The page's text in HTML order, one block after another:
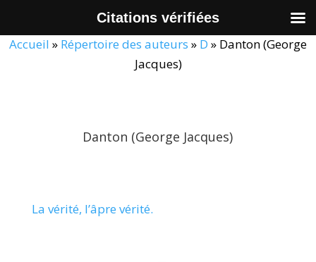
Accueil » Répertoire des auteurs » D » Danton (George
Jacques)
Danton (George Jacques)
La vérité, l’âpre vérité.
Citations vérifiées